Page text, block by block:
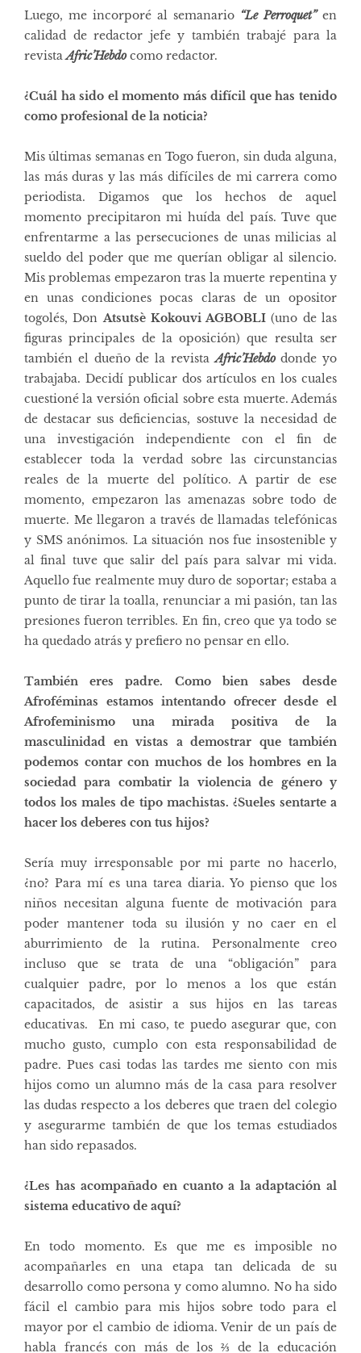
Luego, me incorporé al semanario “Le Perroquet”en
calidad de redactor jefe y también trabajé para la
revistaAfric’Hebdocomo redactor.
¿Cuál ha sido el momento más difícil que has tenido
como profesional de la noticia?
Mis últimas semanas en Togo fueron, sin duda alguna,
las más duras y las más difíciles de mi carrera como
periodista. Digamos que los hechos de aquel
momento precipitaron mi huída del país. Tuve que
enfrentarme a las persecuciones de unas milicias al
sueldo del poder que me querían obligar al silencio.
Mis problemas empezaron tras la muerte repentina y
en unas condiciones pocas claras de un opositor
togolés, DonAtsutsè Kokouvi AGBOBLI (uno de las
figuras principales de la oposición) que resulta ser
también el dueño de la revistaAfric’Hebdodonde yo
trabajaba. Decidí publicar dos artículos en los cuales
cuestioné la versión oficial sobre esta muerte. Además
de destacar sus deficiencias, sostuve la necesidad de
una investigación independiente con el fin de
establecer toda la verdad sobre las circunstancias
reales de la muerte del político. A partir de ese
momento, empezaron las amenazas sobre todo de
muerte. Me llegaron a través de llamadas telefónicas
y SMS anónimos. La situación nos fue insostenible y
al final tuve que salir del país para salvar mi vida.
Aquello fue realmente muy duro de soportar; estaba a
punto de tirar la toalla, renunciar a mi pasión, tan las
presiones fueron terribles. En fin, creo que ya todo se
ha quedado atrás y prefiero no pensar en ello.
También eres padre. Como bien sabes desde
Afroféminas estamos intentando ofrecer desde el
Afrofeminismo una mirada positiva de la
masculinidad en vistas a demostrar que también
podemos contar con muchos de los hombres en la
sociedad para combatir la violencia de género y
todos los males de tipo machistas. ¿Sueles sentarte a
hacer los deberes con tus hijos?
Sería muy irresponsable por mi parte no hacerlo,
¿no? Para mí es una tarea diaria. Yo pienso que los
niños necesitan alguna fuente de motivación para
poder mantener toda su ilusión y no caer en el
aburrimiento de la rutina. Personalmente creo
incluso que se trata de una “obligación” para
cualquier padre, por lo menos a los que están
capacitados, de asistir a sus hijos en las tareas
educativas. En mi caso, te puedo asegurar que, con
mucho gusto, cumplo con esta responsabilidad de
padre. Pues casi todas las tardes me siento con mis
hijos como un alumno más de la casa para resolver
las dudas respecto a los deberes que traen del colegio
y asegurarme también de que los temas estudiados
han sido repasados.
¿Les has acompañado en cuanto a la adaptación al
sistema educativo de aquí?
En todo momento. Es que me es imposible no
acompañarles en una etapa tan delicada de su
desarrollo como persona y como alumno. No ha sido
fácil el cambio para mis hijos sobre todo para el
mayor por el cambio de idioma. Venir de un país de
habla francés con más de los ⅔ de la educación